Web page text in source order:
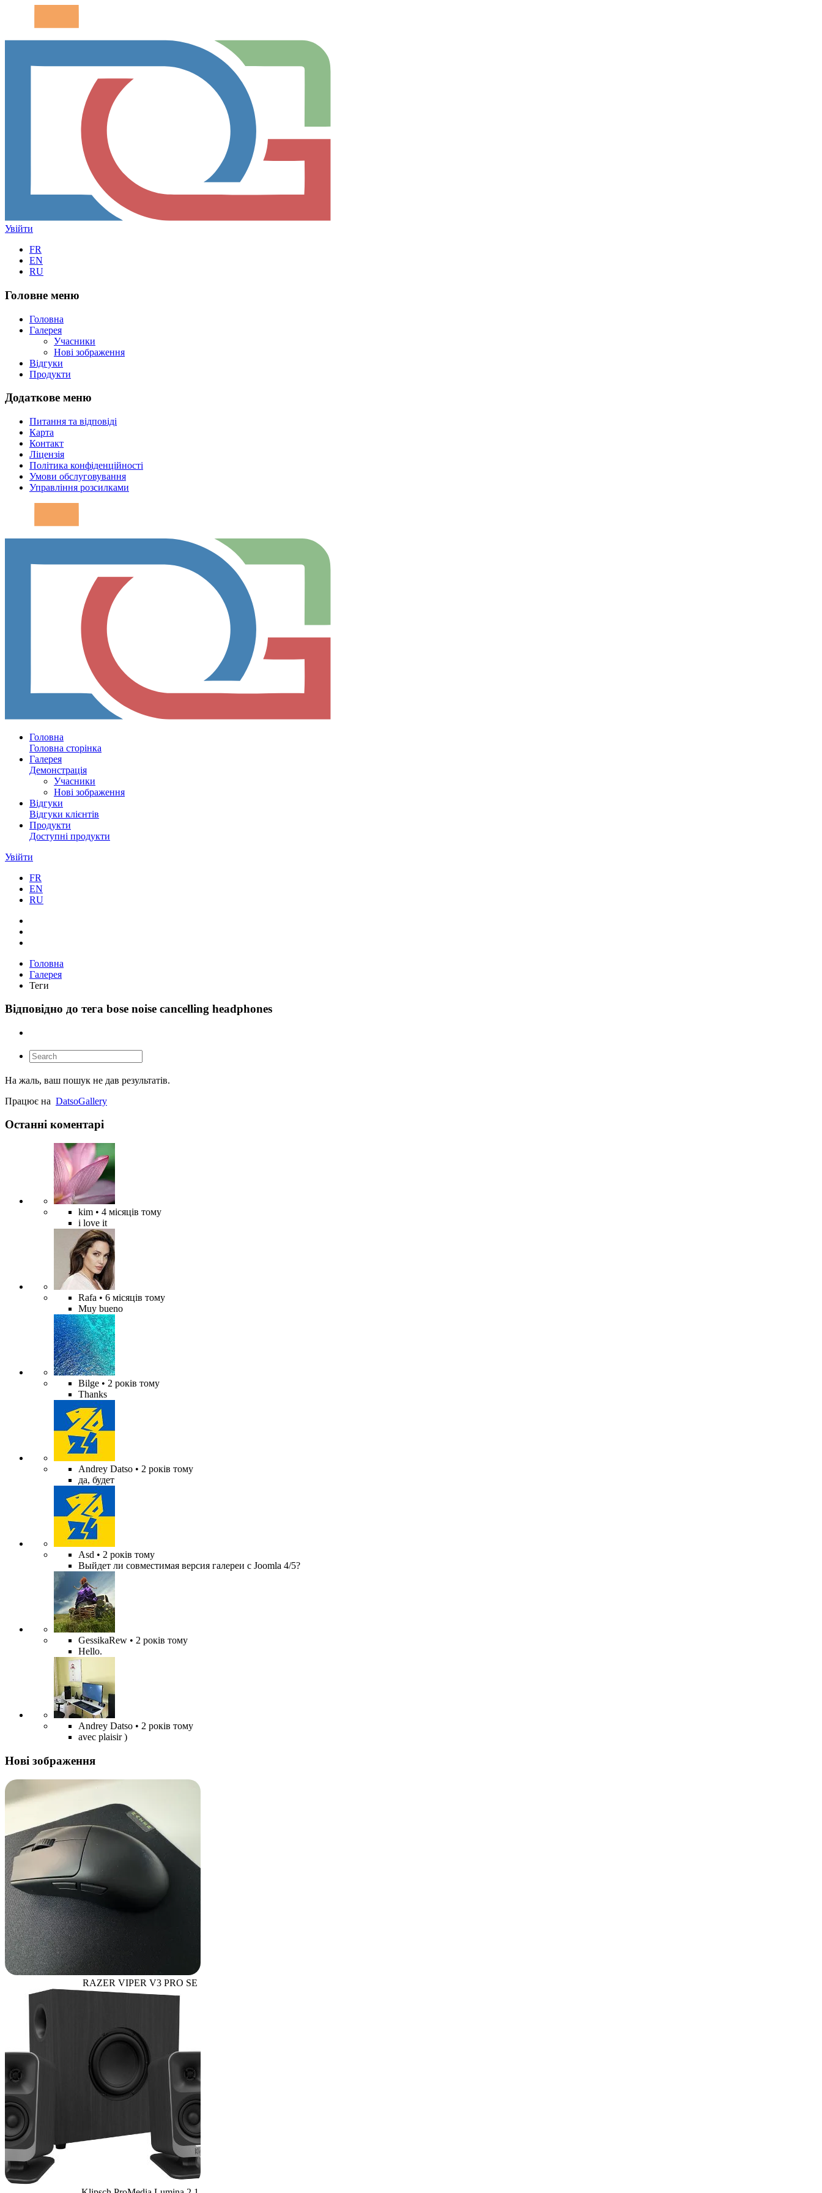
Увійти
FR
EN
RU
Головне меню
Головна
Галерея
Учасники
Нові зображення
Відгуки
Продукти
Додаткове меню
Питання та відповіді
Карта
Контакт
Ліцензія
Політика конфіденційності
Умови обслуговування
Управління розсилками
Головна
Головна сторінка
Галерея
Демонстрація
Учасники
Нові зображення
Відгуки
Відгуки клієнтів
Продукти
Доступні продукти
Увійти
FR
EN
RU
Головна
Галерея
Теги
Відповідно до тега bose noise cancelling headphones
На жаль, ваш пошук не дав результатів.
Працює на DatsoGallery
Останні коментарі
kim • 4 місяців тому
i love it
Rafa • 6 місяців тому
Muy bueno
Bilge • 2 років тому
Thanks
Andrey Datso • 2 років тому
да, будет
Asd • 2 років тому
Выйдет ли совместимая версия галереи с Joomla 4/5?
GessikaRew • 2 років тому
Hello.
Andrey Datso • 2 років тому
avec plaisir )
Нові зображення
RAZER VIPER V3 PRO SE